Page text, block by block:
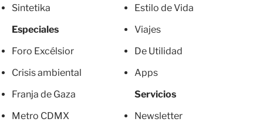
Sintetika
Especiales
Foro Excélsior
Crisis ambiental
Franja de Gaza
Metro CDMX
Estilo de Vida
Viajes
De Utilidad
Apps
Servicios
Newsletter